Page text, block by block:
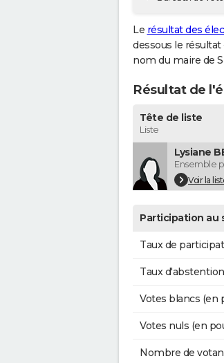
Le résultat des
dessous le
nom du maire de
Résultat de
Tête de liste
Liste
Lysiane
Ensemble
Voir la
Participation au
Taux de
Taux d'abstention
Votes blancs (en
Votes nuls (en
Nombre de